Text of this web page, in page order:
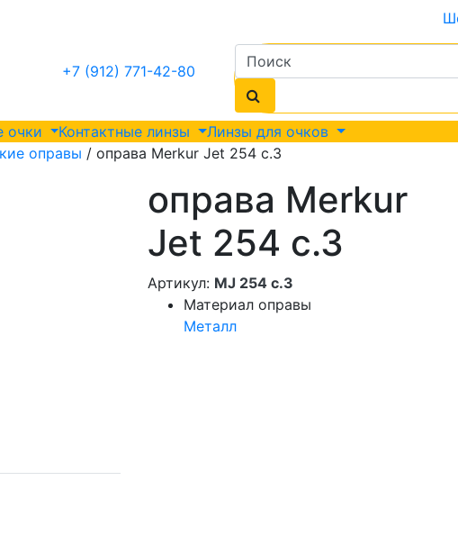
+7 (912) 771-42-80
очки Контактные линзы
Линзы для очков
оправы / оправа Merkur Jet 254 c.3
оправа Merkur
Jet 254 c.3
Артикул: MJ 254 c.3
Материал оправы
Металл